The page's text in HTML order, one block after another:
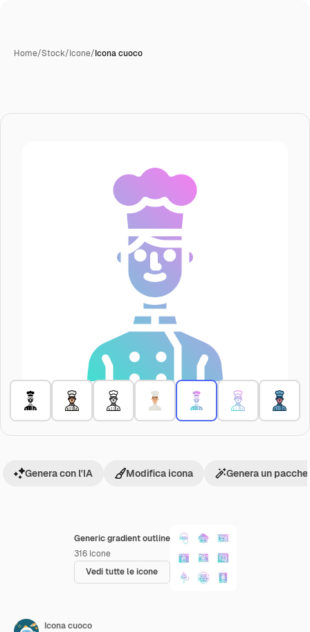
Home/Stock/Icone/Icona cuoco
Generic gradient outline
316 Icone
Vedi tutte le icone
Genera con l'IA Modifica icona Genera un
Icona cuoco